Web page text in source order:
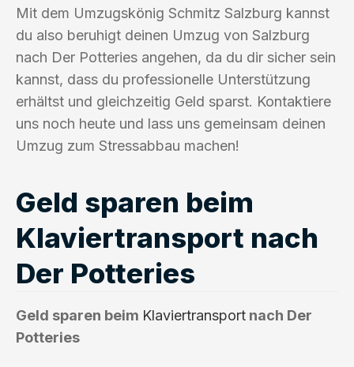
Mit dem Umzugskönig Schmitz Salzburg kannst
du also beruhigt deinen Umzug von Salzburg
nach Der Potteries angehen, da du dir sicher sein
kannst, dass du professionelle Unterstützung
erhältst und gleichzeitig Geld sparst. Kontaktiere
uns noch heute und lass uns gemeinsam deinen
Umzug zum Stressabbau machen!
Geld sparen beim
Klaviertransport nach
Der Potteries
Geld sparen beim Klaviertransport nach Der
Potteries